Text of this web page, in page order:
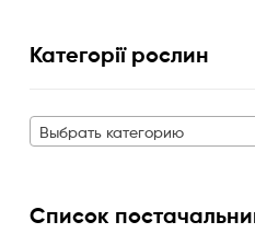
Категорії рослин
Выбрать категорию
Список